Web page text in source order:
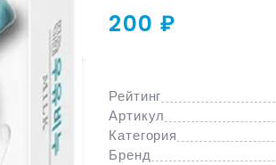
200 ₽
Рейтинг
Артикул
Категория
Бренд